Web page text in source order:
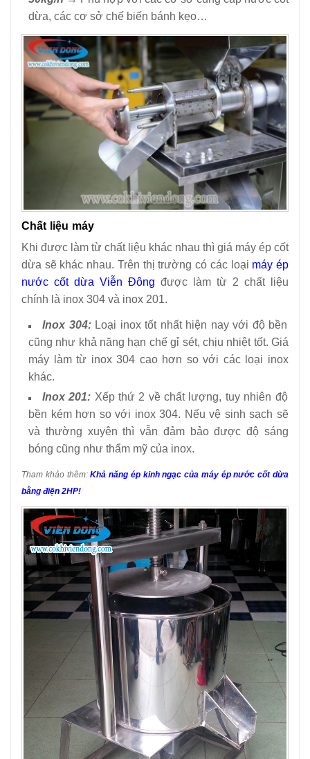
dừa, các cơ sở chế biến bánh kẹo…
Chất liệu máy
Khi được làm từ chất liệu khác nhau thì giá máy ép cốt
dừa sẽ khác nhau. Trên thị trường có các loại máy ép
nước cốt dừa Viễn Đông được làm từ 2 chất liệu
chính là inox 304 và inox 201.
Inox 304:Loại inox tốt nhất hiện nay với độ bền
cũng như khả năng hạn chế gỉ sét, chịu nhiệt tốt. Giá
máy làm từ inox 304 cao hơn so với các loại inox
khác.
Inox 201: Xếp thứ 2 về chất lượng, tuy nhiên độ
bền kém hơn so với inox 304. Nếu vệ sinh sạch sẽ
và thường xuyên thì vẫn đảm bảo được độ sáng
bóng cũng như thẩm mỹ của inox.
Tham khảo thêm:Khả năng ép kinh ngạc của máy ép nước cốt dừa
bằng điện 2HP!